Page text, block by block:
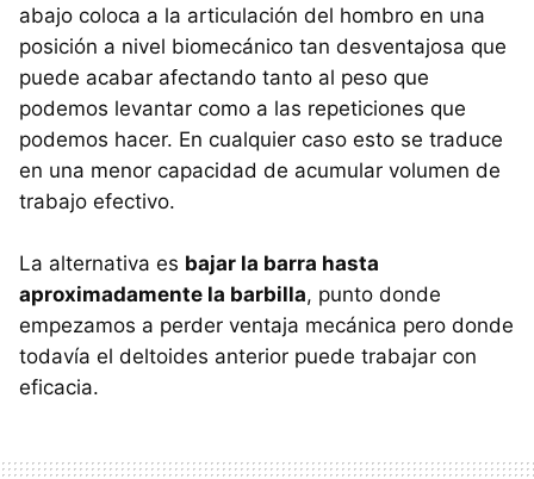
abajo coloca a la articulación del hombro en una
posición a nivel biomecánico tan desventajosa que
puede acabar afectando tanto al peso que
podemos levantar como a las repeticiones que
podemos hacer. En cualquier caso esto se traduce
en una menor capacidad de acumular volumen de
trabajo efectivo.
La alternativa es bajar la barra hasta
aproximadamente la barbilla, punto donde
empezamos a perder ventaja mecánica pero donde
todavía el deltoides anterior puede trabajar con
eficacia.